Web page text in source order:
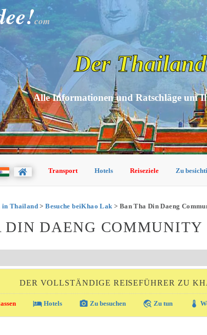
com
Der
Alle Informationen und Ratschläge um
Transport Hotels Reiseziele Zu
in Thailand>Besuche beiKhao Lak > Ban Tha Din Daeng
DIN DAENG
DER VOLLSTÄNDIGE REISEFÜHRER ZU
local_hotelHotels photo_camera Zu besuchen travel_explore Zu tun thermostat